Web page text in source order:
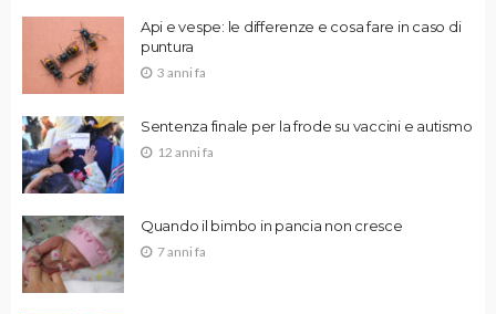
Api e vespe: le differenze e cosa fare in caso di
puntura
3 anni fa
Sentenza finale per la frode su vaccini e autismo
12 anni fa
Quando il bimbo in pancia non cresce
7 anni fa